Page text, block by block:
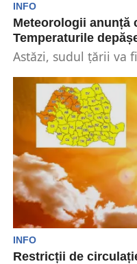
INFO
Meteorologii anunță
Temperaturile
Astăzi, sudul țării va
depăși...
INFO
Restricții de